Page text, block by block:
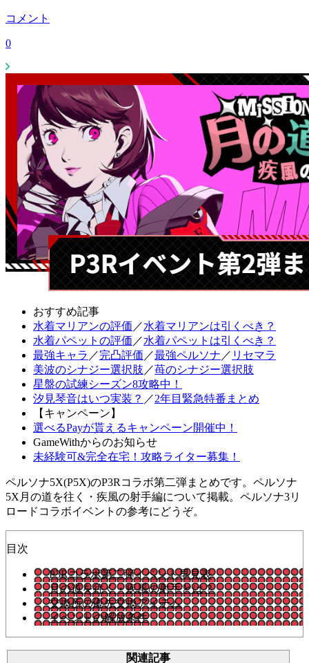
コメント
0
おすすめ記事
水着マリアンの評価 ／水着マリアンは引くべき？
水着パペットの評価 ／水着パペットは引くべき？
最強キャラ ／完凸評価 ／最強ペルソナ ／ リセマラ
美波のシナジー選択肢 ／苺のシナジー選択肢
星盤の試練シーズン8攻略中！
汐見琴音はいつ実装？ ／2年目緊急特番まとめ
【キャンペーン】
選べるPayが貰えるキャンペーン開催中！
GameWithからのお知らせ
未経験可&完全在宅！攻略ライター募集！
ペルソナ5X(P5X)のP3Rコラボ第二弾まとめです。ペルソナ
5X月の道を往く・疾風の射手編について掲載。ペルソナ3リ
ロードコラボイベントの参考にどうぞ。
目次
P3Rコラボ第二弾イベント早見表
月の道を往く・疾風の射手とは？
交換所の優先交換アイテム
イベントの解放条件
関連記事